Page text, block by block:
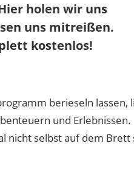
holen wir uns
uns mitreißen.
kostenlos!
berieseln lassen,
und Erlebnissen.
nicht selbst auf dem Brett